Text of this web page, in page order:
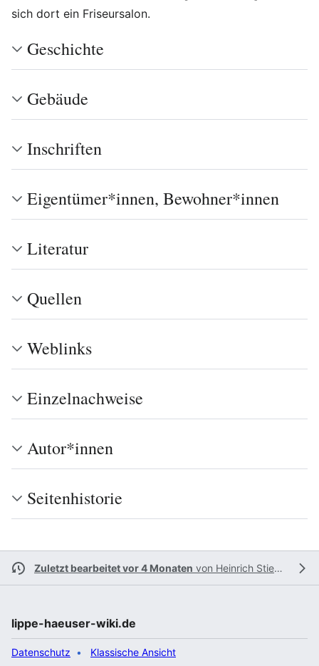
sich dort ein Friseursalon.
Geschichte
Gebäude
Inschriften
Eigentümer*innen, Bewohner*innen
Literatur
Quellen
Weblinks
Einzelnachweise
Autor*innen
Seitenhistorie
Zuletzt bearbeitet vor 4 Monaten von Heinrich Stiewe
lippe-haeuser-wiki.de
Datenschutz Klassische Ansicht